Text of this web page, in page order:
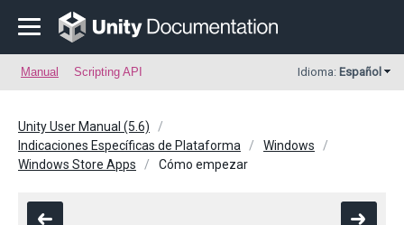
Manual Scripting API Idioma: Español
Unity User Manual (5.6)
Indicaciones Específicas de Plataforma
Windows
Windows Store Apps
Cómo empezar